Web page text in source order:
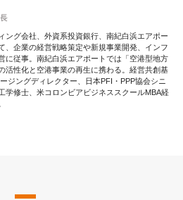
ング会社、外資系投資銀行、南紀白浜エアポー
、企業の経営戦略策定や新規事業開発、インフ
に従事。南紀白浜エアポートでは「空港型地方
活性化と空港事業の再生に携わる。経営共創基
ジングディレクター、日本PFI・PPP協会シニ
学修士、米コロンビアビジネススクールMBA経